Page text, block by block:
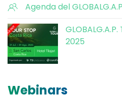
Agenda del
2025
Webinars